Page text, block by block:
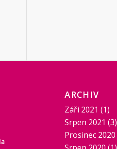
ARCHIV
Září 2021 (1)
Srpen 2021 (3)
Prosinec 2020